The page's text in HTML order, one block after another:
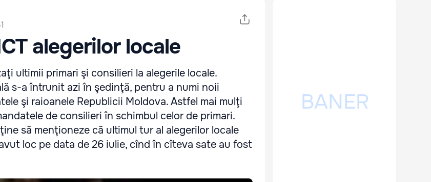
alegerilor locale
ultimii primari şi consilieri la alegerile locale.
s-a întrunit azi în şedinţă, pentru a numi noii
şi raioanele Republicii Moldova. Astfel mai mulţi
de consilieri în schimbul celor de primari.
să menţioneze că ultimul tur al alegerilor locale
loc pe data de 26 iulie, cînd în cîteva sate au fost